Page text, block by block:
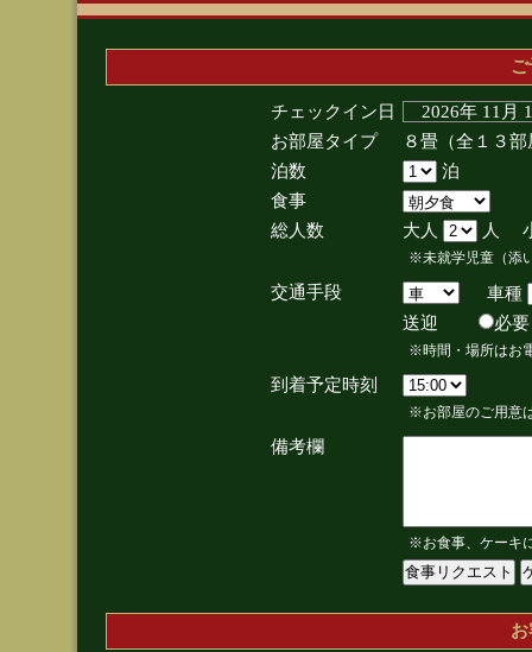
チェックイン日
2026年 11
お部屋タイプ
８畳（全１３
泊数
泊
食事
総人数
大人 人
※未就学児童（添
交通手段
車種
送迎
※時間・場所はお
到着予定時刻
※お部屋のご用意
備考欄
※お食事、ケーキ